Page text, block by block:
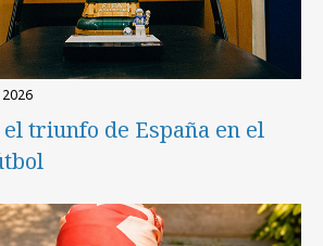
triunfo de España en el